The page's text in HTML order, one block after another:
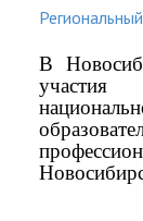
В
участия